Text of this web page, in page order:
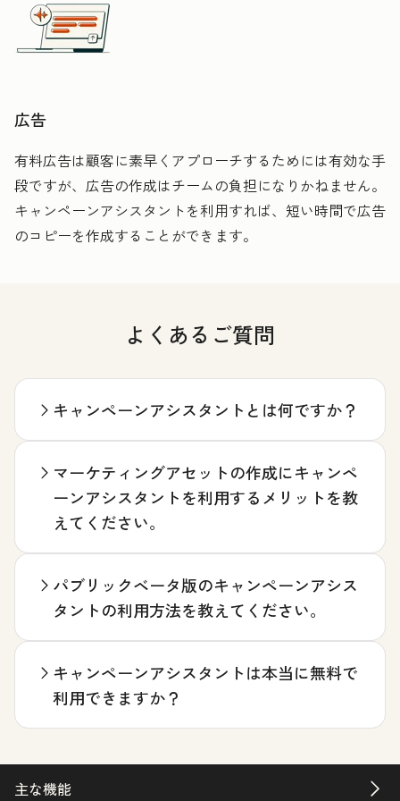
広告
有料広告は顧客に素早くアプローチするためには有効な手
段ですが、広告の作成はチームの負担になりかねません。
キャンペーンアシスタントを利用すれば、短い時間で広告
のコピーを作成することができます。
よくあるご質問
キャンペーンアシスタントとは何ですか？
マーケティングアセットの作成にキャンペ
ーンアシスタントを利用するメリットを教
えてください。
パブリックベータ版のキャンペーンアシス
タントの利用方法を教えてください。
キャンペーンアシスタントは本当に無料で
利用できますか？
主な機能